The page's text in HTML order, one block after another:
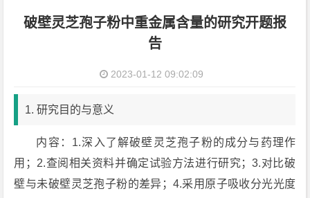
破壁灵芝孢子粉中重金属含量的研究开题报
告
2023-01-12 09:02:09
1. 研究目的与意义
内容：1.深入了解破壁灵芝孢子粉的成分与药理作
用；2.查阅相关资料并确定试验方法进行研究；3.对比破
壁与未破壁灵芝孢子粉的差异；4.采用原子吸收分光光度